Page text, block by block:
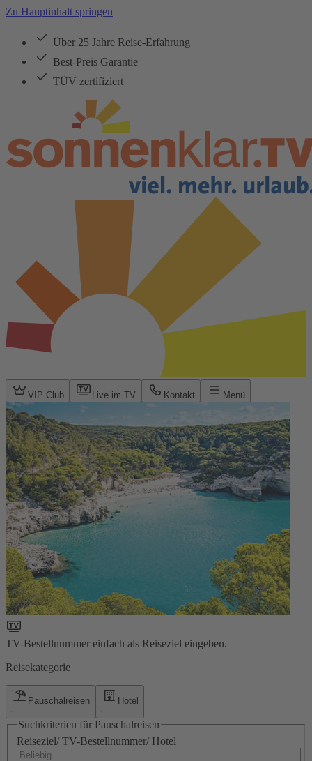
Zu Hauptinhalt springen
Über 25 Jahre Reise-Erfahrung
Best-Preis Garantie
TÜV zertifiziert
VIP Club Live im TV Kontakt Menü
TV-Bestellnummer einfach als Reiseziel eingeben.
Reisekategorie
Pauschalreisen Hotel
Suchkriterien für Pauschalreisen
Reiseziel/ TV-Bestellnummer/ Hotel